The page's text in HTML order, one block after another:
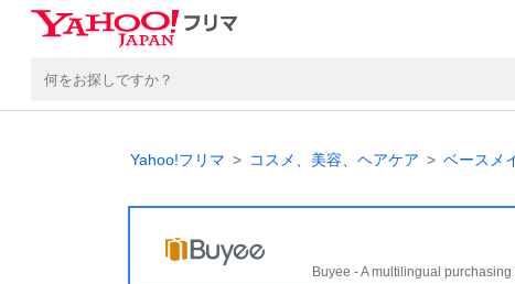
Yahoo!フリマ コスメ、美容、ヘアケア ベースメ
Buyee - A multilingual